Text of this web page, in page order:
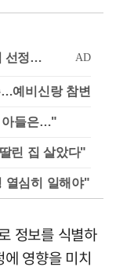
예비신랑 참변
아들은…"
린 집 살았다"
열심히 일해야"
정보를 식별하
영향을 미치